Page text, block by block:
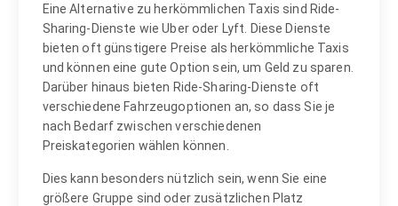
Eine Alternative zu herkömmlichen Taxis sind Ride-
Sharing-Dienste wie Uber oder Lyft. Diese Dienste
bieten oft günstigere Preise als herkömmliche Taxis
und können eine gute Option sein, um Geld zu sparen.
Darüber hinaus bieten Ride-Sharing-Dienste oft
verschiedene Fahrzeugoptionen an, so dass Sie je
nach Bedarf zwischen verschiedenen
Preiskategorien wählen können.
Dies kann besonders nützlich sein, wenn Sie eine
größere Gruppe sind oder zusätzlichen Platz